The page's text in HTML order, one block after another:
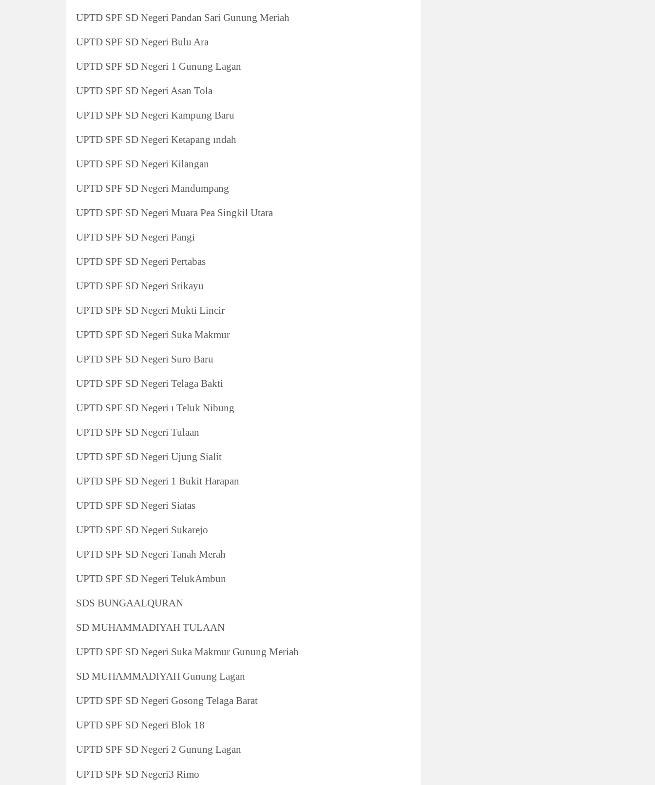
UPTD SPF SD Negeri Pandan Sari Gunung Meriah
UPTD SPF SD Negeri Bulu Ara
UPTD SPF SD Negeri 1 Gunung Lagan
UPTD SPF SD Negeri Asan Tola
UPTD SPF SD Negeri Kampung Baru
UPTD SPF SD Negeri Ketapang ındah
UPTD SPF SD Negeri Kilangan
UPTD SPF SD Negeri Mandumpang
UPTD SPF SD Negeri Muara Pea Singkil Utara
UPTD SPF SD Negeri Pangi
UPTD SPF SD Negeri Pertabas
UPTD SPF SD Negeri Srikayu
UPTD SPF SD Negeri Mukti Lincir
UPTD SPF SD Negeri Suka Makmur
UPTD SPF SD Negeri Suro Baru
UPTD SPF SD Negeri Telaga Bakti
UPTD SPF SD Negeri ı Teluk Nibung
UPTD SPF SD Negeri Tulaan
UPTD SPF SD Negeri Ujung Sialit
UPTD SPF SD Negeri 1 Bukit Harapan
UPTD SPF SD Negeri Siatas
UPTD SPF SD Negeri Sukarejo
UPTD SPF SD Negeri Tanah Merah
UPTD SPF SD Negeri TelukAmbun
SDS BUNGAALQURAN
SD MUHAMMADIYAH TULAAN
UPTD SPF SD Negeri Suka Makmur Gunung Meriah
SD MUHAMMADIYAH Gunung Lagan
UPTD SPF SD Negeri Gosong Telaga Barat
UPTD SPF SD Negeri Blok 18
UPTD SPF SD Negeri 2 Gunung Lagan
UPTD SPF SD Negeri3 Rimo